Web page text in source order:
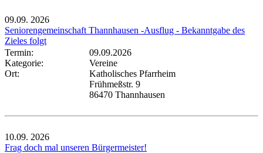
09.09. 2026
Seniorengemeinschaft Thannhausen -Ausflug - Bekanntgabe des
Zieles folgt
Termin:
09.09.2026
Kategorie:
Vereine
Ort:
Katholisches Pfarrheim
Frühmeßstr. 9
86470 Thannhausen
10.09. 2026
Frag doch mal unseren Bürgermeister!